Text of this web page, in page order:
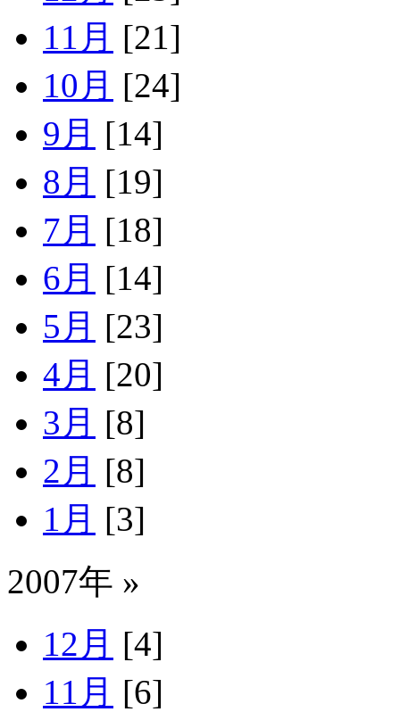
11月 [21]
10月 [24]
9月 [14]
8月 [19]
7月 [18]
6月 [14]
5月 [23]
4月 [20]
3月 [8]
2月 [8]
1月 [3]
2007年 »
12月 [4]
11月 [6]